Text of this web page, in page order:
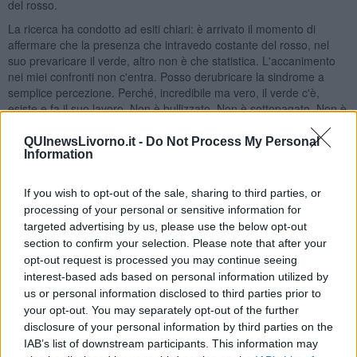
QUInewsLivorno.it - Do Not Process My Personal
Information
If you wish to opt-out of the sale, sharing to third parties, or
processing of your personal or sensitive information for
targeted advertising by us, please use the below opt-out
section to confirm your selection. Please note that after your
opt-out request is processed you may continue seeing
interest-based ads based on personal information utilized by
us or personal information disclosed to third parties prior to
your opt-out. You may separately opt-out of the further
disclosure of your personal information by third parties on the
IAB’s list of downstream participants. This information may
del rosso.
La ricerca ha condotto ad esiti chiari: è arrivato il momento di
affermare che la presenza che intravedo costante del rosso, nel
suo prevaricare il verde, altro non è che statistica. L'accanimento
nei miei confronti non c'entra. Posso derubricare la sindrome a
semplice percezione. Perché, incredibile ma vero, il verde c'è,
esiste e fa il suo lavoro. Non è bullizzato. Non è sottopagato. Non è
Ha solo bisogno del suo tempo, come per tutto.
erano quasi tutti rossi. Ieri, invece...
Ieri. Se ben ricordo è stato un giorno fortunato...
Gianni Micheli
Se vuoi leggere le notizie principali della Toscana iscriviti alla